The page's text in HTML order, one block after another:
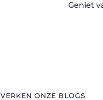
Geniet
VERKEN ONZE BLOGS